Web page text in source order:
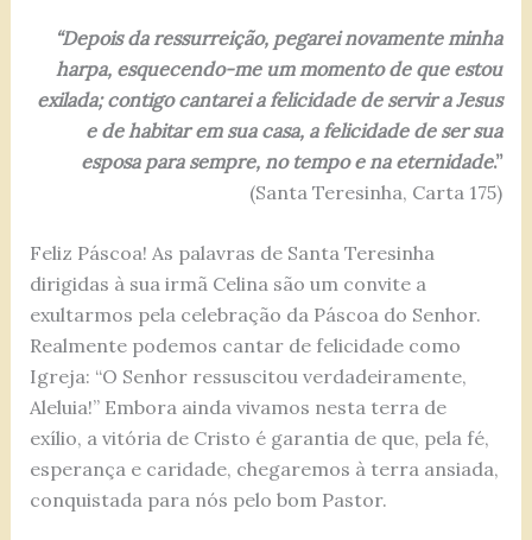
“Depois da ressurreição, pegarei novamente minha
harpa, esquecendo-me um momento de que estou
exilada; contigo cantarei a felicidade de servir a Jesus
e de habitar em sua casa, a felicidade de ser sua
esposa para sempre, no tempo e na eternidade.”
(Santa Teresinha, Carta 175)
Feliz Páscoa! As palavras de Santa Teresinha
dirigidas à sua irmã Celina são um convite a
exultarmos pela celebração da Páscoa do Senhor.
Realmente podemos cantar de felicidade como
Igreja: “O Senhor ressuscitou verdadeiramente,
Aleluia!” Embora ainda vivamos nesta terra de
exílio, a vitória de Cristo é garantia de que, pela fé,
esperança e caridade, chegaremos à terra ansiada,
conquistada para nós pelo bom Pastor.